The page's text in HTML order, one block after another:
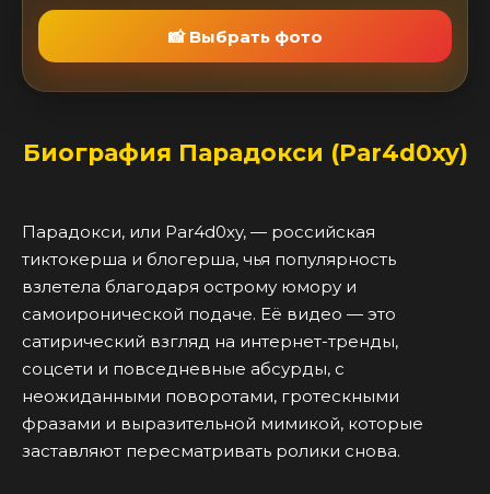
📸 Выбрать фото
Биография Парадокси (Par4d0xy)
Парадокси, или Par4d0xy, — российская
тиктокерша и блогерша, чья популярность
взлетела благодаря острому юмору и
самоиронической подаче. Её видео — это
сатирический взгляд на интернет-тренды,
соцсети и повседневные абсурды, с
неожиданными поворотами, гротескными
фразами и выразительной мимикой, которые
заставляют пересматривать ролики снова.